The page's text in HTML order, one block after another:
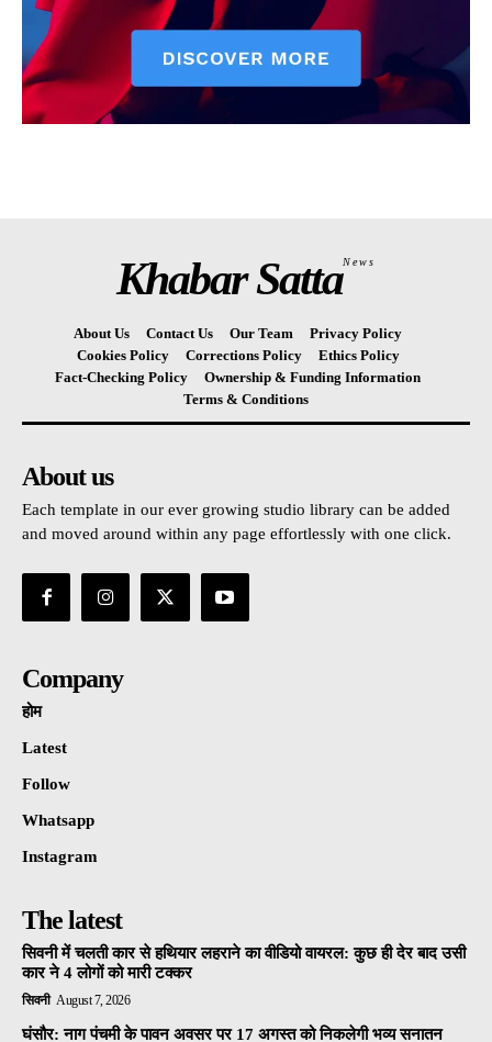
Khabar SattaNews
About Us Contact Us Our Team
Privacy Policy
Cookies Policy
Corrections Policy
Ethics Policy
Fact-Checking Policy
Ownership & Funding Information
Terms & Conditions
About us
Each template in our ever growing studio library can be added
and moved around within any page effortlessly with one click.
Company
होम
Latest
Follow
Whatsapp
Instagram
The latest
सिवनी में चलती कार से हथियार लहराने का वीडियो वायरल: कुछ ही देर बाद उसी
कार ने 4 लोगों को मारी टक्कर
सिवनी August 7, 2026
घंसौर: नाग पंचमी के पावन अवसर पर 17 अगस्त को निकलेगी भव्य सनातन